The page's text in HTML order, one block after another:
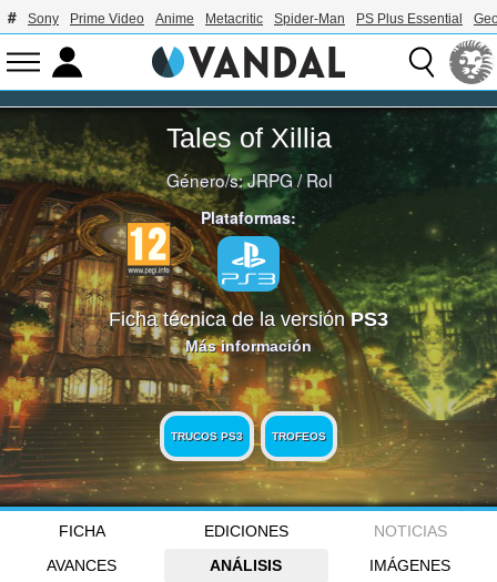
Sony Prime Video Anime Metacritic Spider-Man PS Plus Essential
Tales of Xillia
Género/s:JRPG/Rol
Plataformas:
Ficha técnica de la versiónPS3
Más información
TRUCOS PS3 TROFEOS
FICHA EDICIONES
NOTICIAS
AVANCES
ANÁLISIS
IMÁGENES